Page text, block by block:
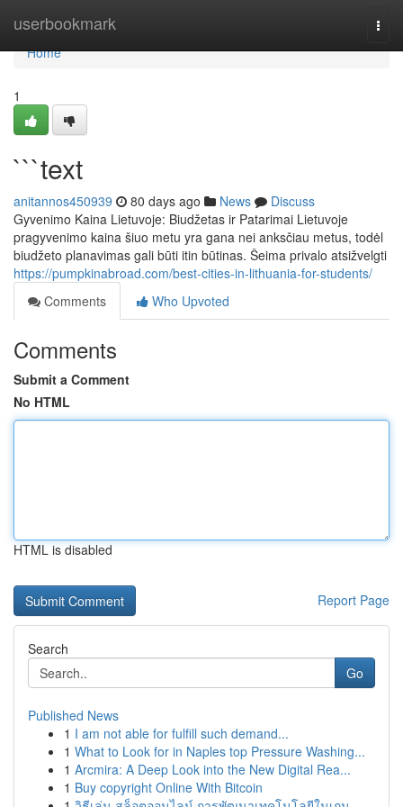
userbookmark
Home
Home
1
```text
anitannos450939 80 days ago News
Discuss
Gyvenimo Kaina Lietuvoje: Biudžetas ir Patarimai Lietuvoje
pragyvenimo kaina šiuo metu yra gana nei anksčiau metus, todėl
biudžeto planavimas gali būti itin būtinas. Šeima privalo atsižvelgti
https://pumpkinabroad.com/best-cities-in-lithuania-for-students/
Comments
Who Upvoted
Comments
Submit a Comment
No HTML
HTML is disabled
Report Page
Search
Go
Published News
1 I am not able for fulfill such demand...
1 What to Look for in Naples top Pressure Washing...
1 Arcmira: A Deep Look into the New Digital Rea...
1 Buy copyright Online With Bitcoin